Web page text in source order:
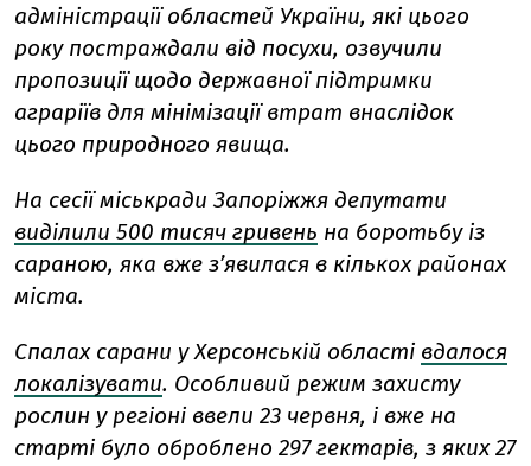
адміністрації областей України, які цього
року постраждали від посухи, озвучили
пропозиції щодо державної підтримки
аграріїв для мінімізації втрат внаслідок
цього природного явища.
На сесії міськради Запоріжжя депутати
виділили 500 тисяч гривень на боротьбу із
сараною, яка вже з’явилася в кількох районах
міста.
Спалах сарани у Херсонській області вдалося
локалізувати. Особливий режим захисту
рослин у регіоні ввели 23 червня, і вже на
старті було оброблено 297 гектарів, з яких 27